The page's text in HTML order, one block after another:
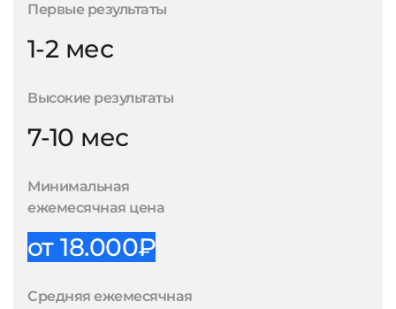
Первые результаты
1-2 мес
Высокие результаты
7-10 мес
Минимальная
ежемесячная цена
от 18.000₽
Средняя ежемесячная